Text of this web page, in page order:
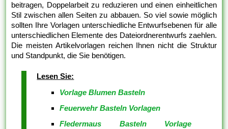
beitragen, Doppelarbeit zu reduzieren und einen einheitlichen
Stil zwischen allen Seiten zu abbauen. So viel sowie möglich
sollten Ihre Vorlagen unterschiedliche Entwurfsebenen für alle
unterschiedlichen Elemente des Dateiordnerentwurfs zaehlen.
Die meisten Artikelvorlagen reichen Ihnen nicht die Struktur
und Standpunkt, die Sie benötigen.
Lesen Sie:
Vorlage Blumen Basteln
Feuerwehr Basteln Vorlagen
Fledermaus Basteln Vorlage